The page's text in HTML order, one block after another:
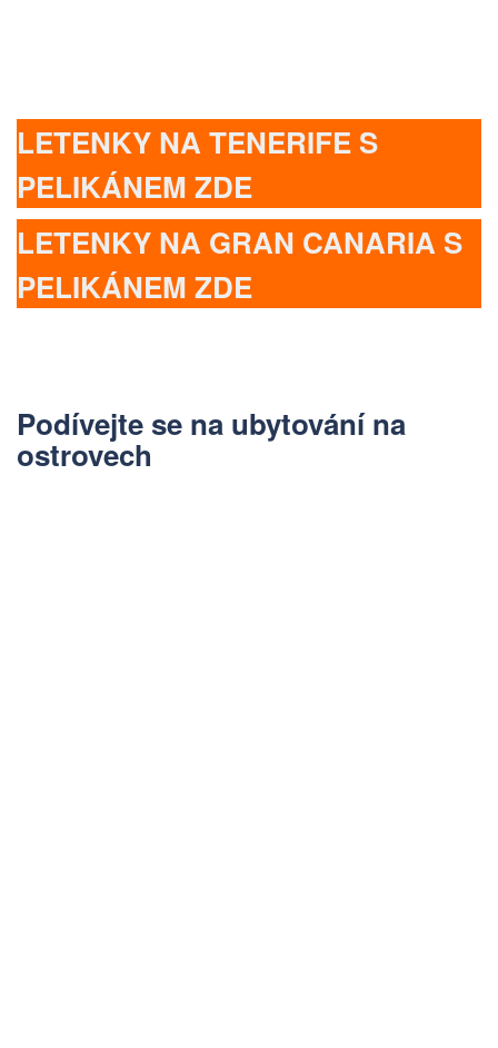
LETENKY NA TENERIFE S
PELIKÁNEM ZDE
LETENKY NA GRAN CANARIA S
PELIKÁNEM ZDE
Podívejte se na ubytování na
ostrovech